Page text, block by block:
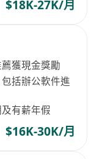
$18K-27K/月
獲現金獎勵
括辦公軟件進
有薪年假
$16K-30K/月